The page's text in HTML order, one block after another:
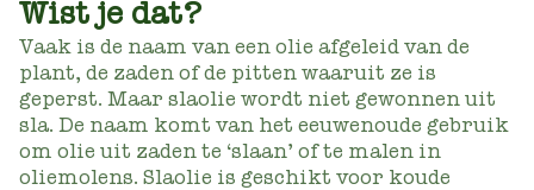
Wist je dat?
Vaak is de naam van een olie afgeleid van de
plant, de zaden of de pitten waaruit ze is
geperst. Maar slaolie wordt niet gewonnen uit
sla. De naam komt van het eeuwenoude gebruik
om olie uit zaden te ‘slaan’ of te malen in
oliemolens. Slaolie is geschikt voor koude